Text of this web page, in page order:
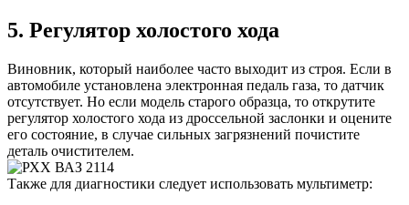
5. Регулятор холостого хода
Виновник, который наиболее часто выходит из строя. Если в
автомобиле установлена электронная педаль газа, то датчик
отсутствует. Но если модель старого образца, то открутите
регулятор холостого хода из дроссельной заслонки и оцените
его состояние, в случае сильных загрязнений почистите
деталь очистителем.
Также для диагностики следует использовать мультиметр: